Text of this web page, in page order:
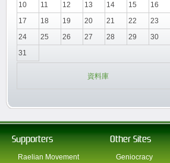
10
11 12 13 14 15
16
17
18 19 20 21 22
23
24
25 26 27 28 29
30
31
資料庫
Supporters
Raelian Movement
Other Sites
Geniocracy